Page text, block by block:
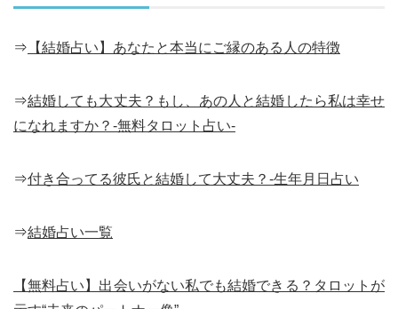
⇒ 【結婚占い】あなたと本当にご縁のある人の特徴
⇒結婚しても大丈夫？もし、あの人と結婚したら私は幸せ
になれますか？-無料タロット占い-
⇒付き合ってる彼氏と結婚して大丈夫？-生年月日占い
⇒結婚占い一覧
【無料占い】出会いがない私でも結婚できる？タロットが